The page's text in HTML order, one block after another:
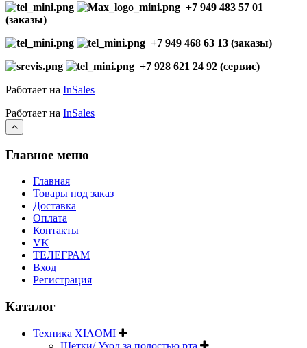
+7 949 483 57 01
(заказы)
+7 949 468 63 13 (заказы)
+7 928 621 24 92 (сервис)
Работает на InSales
Работает на InSales
Главное меню
Главная
Товары под заказ
Доставка
Оплата
Контакты
VK
ТЕЛЕГРАМ
Вход
Регистрация
Каталог
Техника XIAOMI
Щетки/ Уход за полостью рта